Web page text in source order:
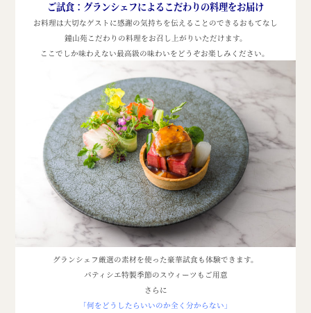
ご試食： グランシェフによるこだわりの料理をお届け
お料理は大切なゲストに感謝の気持ちを伝えることのできるおもてなし
鐘山苑こだわりの料理をお召し上がりいただけます。
ここでしか味わえない最高級の味わいをどうぞお楽しみください。
グランシェフ厳選の素材を使った豪華試食も体験できます。
パティシエ特製季節のスウィーツもご用意
さらに
「何をどうしたらいいのか全く分からない」